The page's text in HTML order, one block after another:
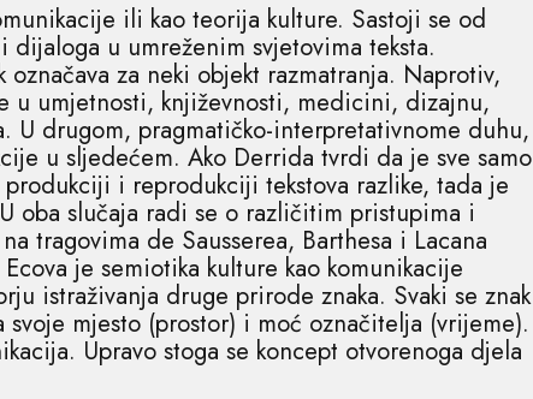
ili kao teorija kulture. Sastoji se od
u umreženim svjetovima teksta.
za neki objekt razmatranja. Naprotiv,
u umjetnosti, književnosti, medicini, dizajnu,
U drugom, pragmatičko-interpretativnome duhu,
u sljedećem. Ako Derrida tvrdi da je sve samo
i reprodukciji tekstova razlike, tada je
oba slučaja radi se o različitim pristupima i
tragovima de Sausserea, Barthesa i Lacana
je semiotika kulture kao komunikacije
istraživanja druge prirode znaka. Svaki se znak
mjesto (prostor) i moć označitelja (vrijeme).
Upravo stoga se koncept otvorenoga djela